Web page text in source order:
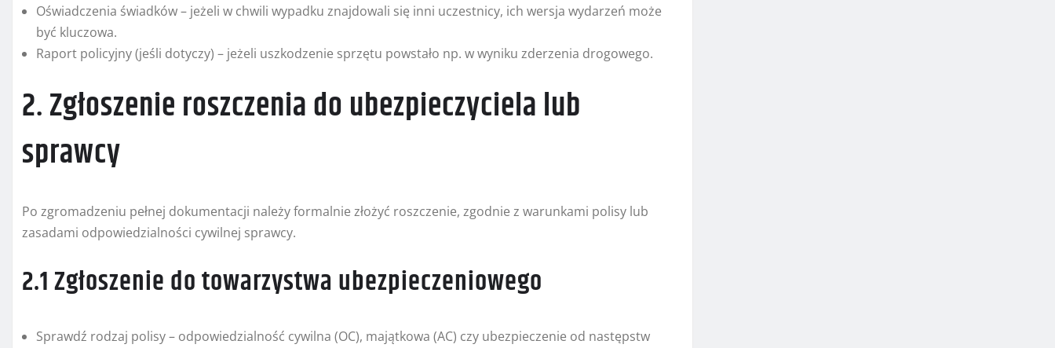
Oświadczenia świadków – jeżeli w chwili wypadku znajdowali się inni uczestnicy, ich wersja wydarzeń może
być kluczowa.
Raport policyjny (jeśli dotyczy) – jeżeli uszkodzenie sprzętu powstało np. w wyniku zderzenia drogowego.
2. Zgłoszenie roszczenia do ubezpieczyciela lub
sprawcy
Po zgromadzeniu pełnej dokumentacji należy formalnie złożyć roszczenie, zgodnie z warunkami polisy lub
zasadami odpowiedzialności cywilnej sprawcy.
2.1 Zgłoszenie do towarzystwa ubezpieczeniowego
Sprawdź rodzaj polisy – odpowiedzialność cywilna (OC), majątkowa (AC) czy ubezpieczenie od następstw